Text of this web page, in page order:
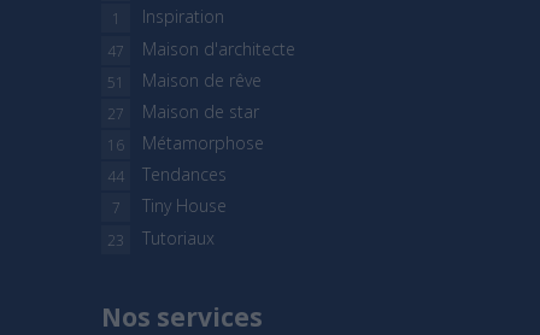
Inspiration
1
Maison d'architecte
47
Maison de rêve
51
Maison de star
27
Métamorphose
16
Tendances
44
Tiny House
7
Tutoriaux
23
Nos services